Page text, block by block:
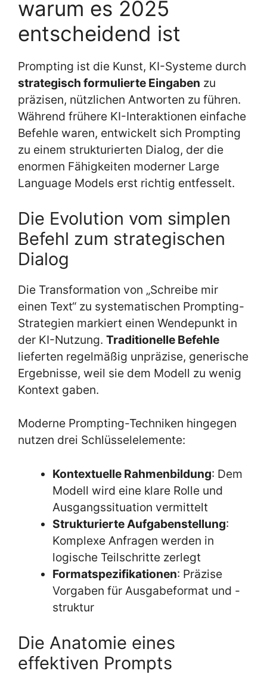
warum es 2025
entscheidend ist
Prompting ist die Kunst, KI-Systeme durch
strategisch formulierte Eingaben zu
präzisen, nützlichen Antworten zu führen.
Während frühere KI-Interaktionen einfache
Befehle waren, entwickelt sich Prompting
zu einem strukturierten Dialog, der die
enormen Fähigkeiten moderner Large
Language Models erst richtig entfesselt.
Die Evolution vom simplen
Befehl zum strategischen
Dialog
Die Transformation von „Schreibe mir
einen Text“ zu systematischen Prompting-
Strategien markiert einen Wendepunkt in
der KI-Nutzung. Traditionelle Befehle
lieferten regelmäßig unpräzise, generische
Ergebnisse, weil sie dem Modell zu wenig
Kontext gaben.
Moderne Prompting-Techniken hingegen
nutzen drei Schlüsselelemente:
Kontextuelle Rahmenbildung: Dem
Modell wird eine klare Rolle und
Ausgangssituation vermittelt
Strukturierte Aufgabenstellung:
Komplexe Anfragen werden in
logische Teilschritte zerlegt
Formatspezifikationen: Präzise
Vorgaben für Ausgabeformat und -
struktur
Die Anatomie eines
effektiven Prompts